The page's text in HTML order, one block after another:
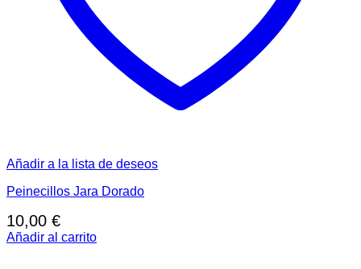
Añadir a la lista de deseos
Peinecillos Jara Dorado
10,00 €
Añadir al carrito